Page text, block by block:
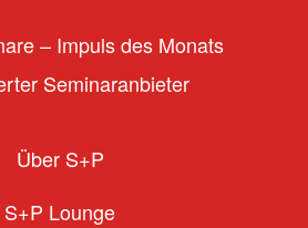
– Impuls des Monats
Seminaranbieter
Über S+P
S+P Lounge